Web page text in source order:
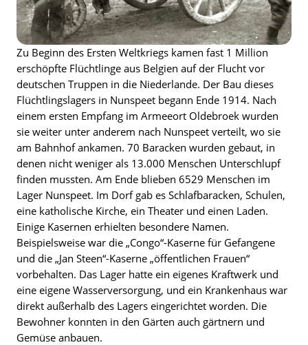
Zu Beginn des Ersten Weltkriegs kamen fast 1 Million
erschöpfte Flüchtlinge aus Belgien auf der Flucht vor
deutschen Truppen in die Niederlande. Der Bau dieses
Flüchtlingslagers in Nunspeet begann Ende 1914. Nach
einem ersten Empfang im Armeeort Oldebroek wurden
sie weiter unter anderem nach Nunspeet verteilt, wo sie
am Bahnhof ankamen. 70 Baracken wurden gebaut, in
denen nicht weniger als 13.000 Menschen Unterschlupf
finden mussten. Am Ende blieben 6529 Menschen im
Lager Nunspeet. Im Dorf gab es Schlafbaracken, Schulen,
eine katholische Kirche, ein Theater und einen Laden.
Einige Kasernen erhielten besondere Namen.
Beispielsweise war die „Congo“-Kaserne für Gefangene
und die „Jan Steen“-Kaserne „öffentlichen Frauen“
vorbehalten. Das Lager hatte ein eigenes Kraftwerk und
eine eigene Wasserversorgung, und ein Krankenhaus war
direkt außerhalb des Lagers eingerichtet worden. Die
Bewohner konnten in den Gärten auch gärtnern und
Gemüse anbauen.